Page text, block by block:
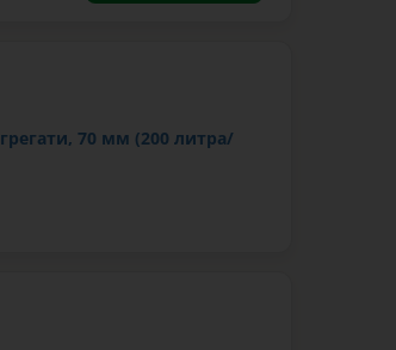
70 мм (200 литра/